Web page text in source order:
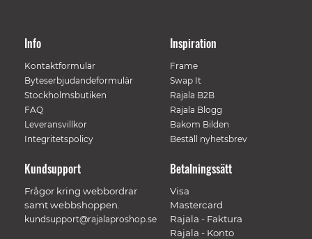
Info
Kontaktformulär
Byteserbjudandeformulär
Stockholmsbutiken
FAQ
Leveransvillkor
Integritetspolicy
Inspiration
Frame
Swap It
Rajala B2B
Rajala Blogg
Bakom Bilden
Beställ nyhetsbrev
Betalningssätt
Visa
Mastercard
Rajala - Faktura
Rajala - Konto
Kundsupport
Frågor kring webbordrar
samt webbshoppen.
kundsupport@rajalaproshop.se